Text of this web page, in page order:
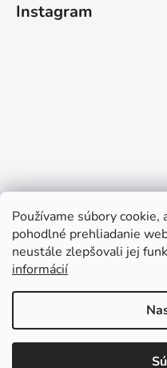
Používame súbory cookie,
pohodlné prehliadanie
neustále zlepšovali jej
informácií
Instagram
Sledovať na